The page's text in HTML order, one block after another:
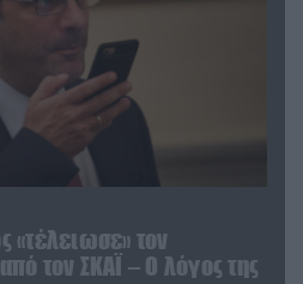
«τέλειωσε» τον
τον ΣΚΑΪ – Ο λόγος της